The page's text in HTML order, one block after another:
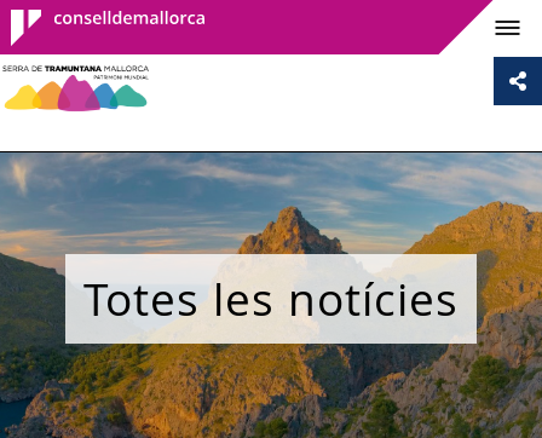
Consell de
Mallorca
Totes les notícies